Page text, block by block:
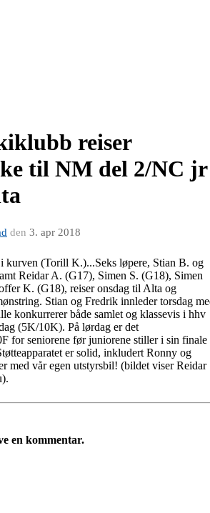
reiser
til NM del 2/NC jr
den 3. apr 2018
kurven (Torill K.)...Seks løpere, Stian B. og
Reidar A. (G17), Simen S. (G18), Simen
K. (G18), reiser onsdag til Alta og
Stian og Fredrik innleder torsdag
konkurrerer både samlet og klassevis i hhv
(5K/10K). På lørdag er det
for seniorene før juniorene stiller i sin finale
er solid, inkludert Ronny og
med vår egen utstyrsbil! (bildet viser Reidar
en kommentar.